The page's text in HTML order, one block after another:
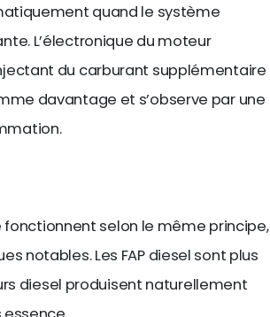
quand le système
L’électronique du moteur
du carburant supplémentaire
davantage et s’observe par une
selon le même principe,
notables. Les FAP diesel sont plus
diesel produisent naturellement